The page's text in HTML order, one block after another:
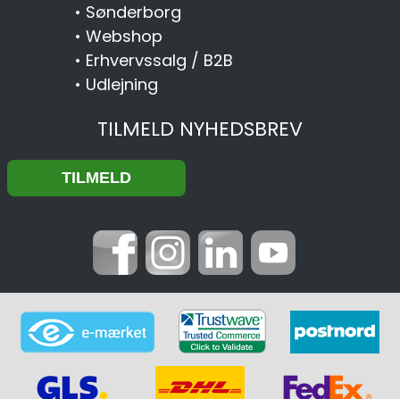
• Sønderborg
• Webshop
• Erhvervssalg / B2B
• Udlejning
TILMELD NYHEDSBREV